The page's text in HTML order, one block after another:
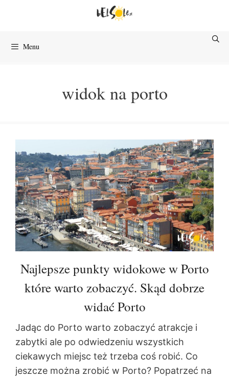
Menu
widok na porto
Najlepsze punkty widokowe w Porto
które warto zobaczyć. Skąd dobrze
widać Porto
Jadąc do Porto warto zobaczyć atrakcje i
zabytki ale po odwiedzeniu wszystkich
ciekawych miejsc też trzeba coś robić. Co
jeszcze można zrobić w Porto? Popatrzeć na